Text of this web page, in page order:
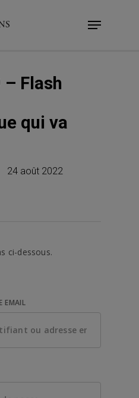
Menu
– Flash
qui va
24 août 2022
ci-dessous.
EMAIL